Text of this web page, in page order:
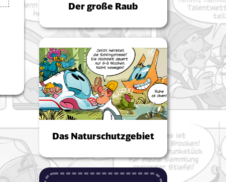
Der große Raub
Das Naturschutzgebiet